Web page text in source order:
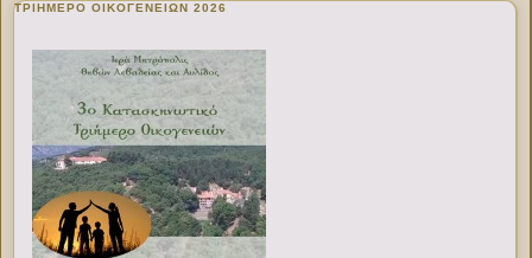
ΤΡΙΗΜΕΡΟ ΟΙΚΟΓΕΝΕΙΩΝ 2026